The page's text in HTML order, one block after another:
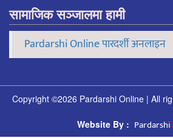
सामाजिक सञ्जालमा हामी
Pardarshi Online पारदर्शी अनलाइन
Copyright ©2026 Pardarshi Online | All
Website By : Pardarshi